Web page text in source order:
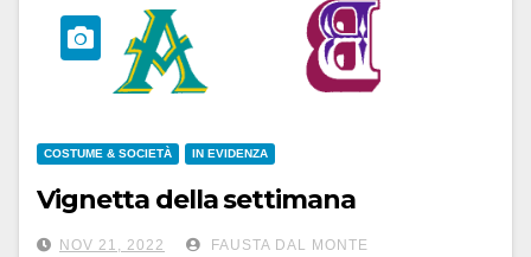
COSTUME & SOCIETÀ IN EVIDENZA
Vignetta della settimana
NOV 21, 2022 FAUSTA DAL MONTE